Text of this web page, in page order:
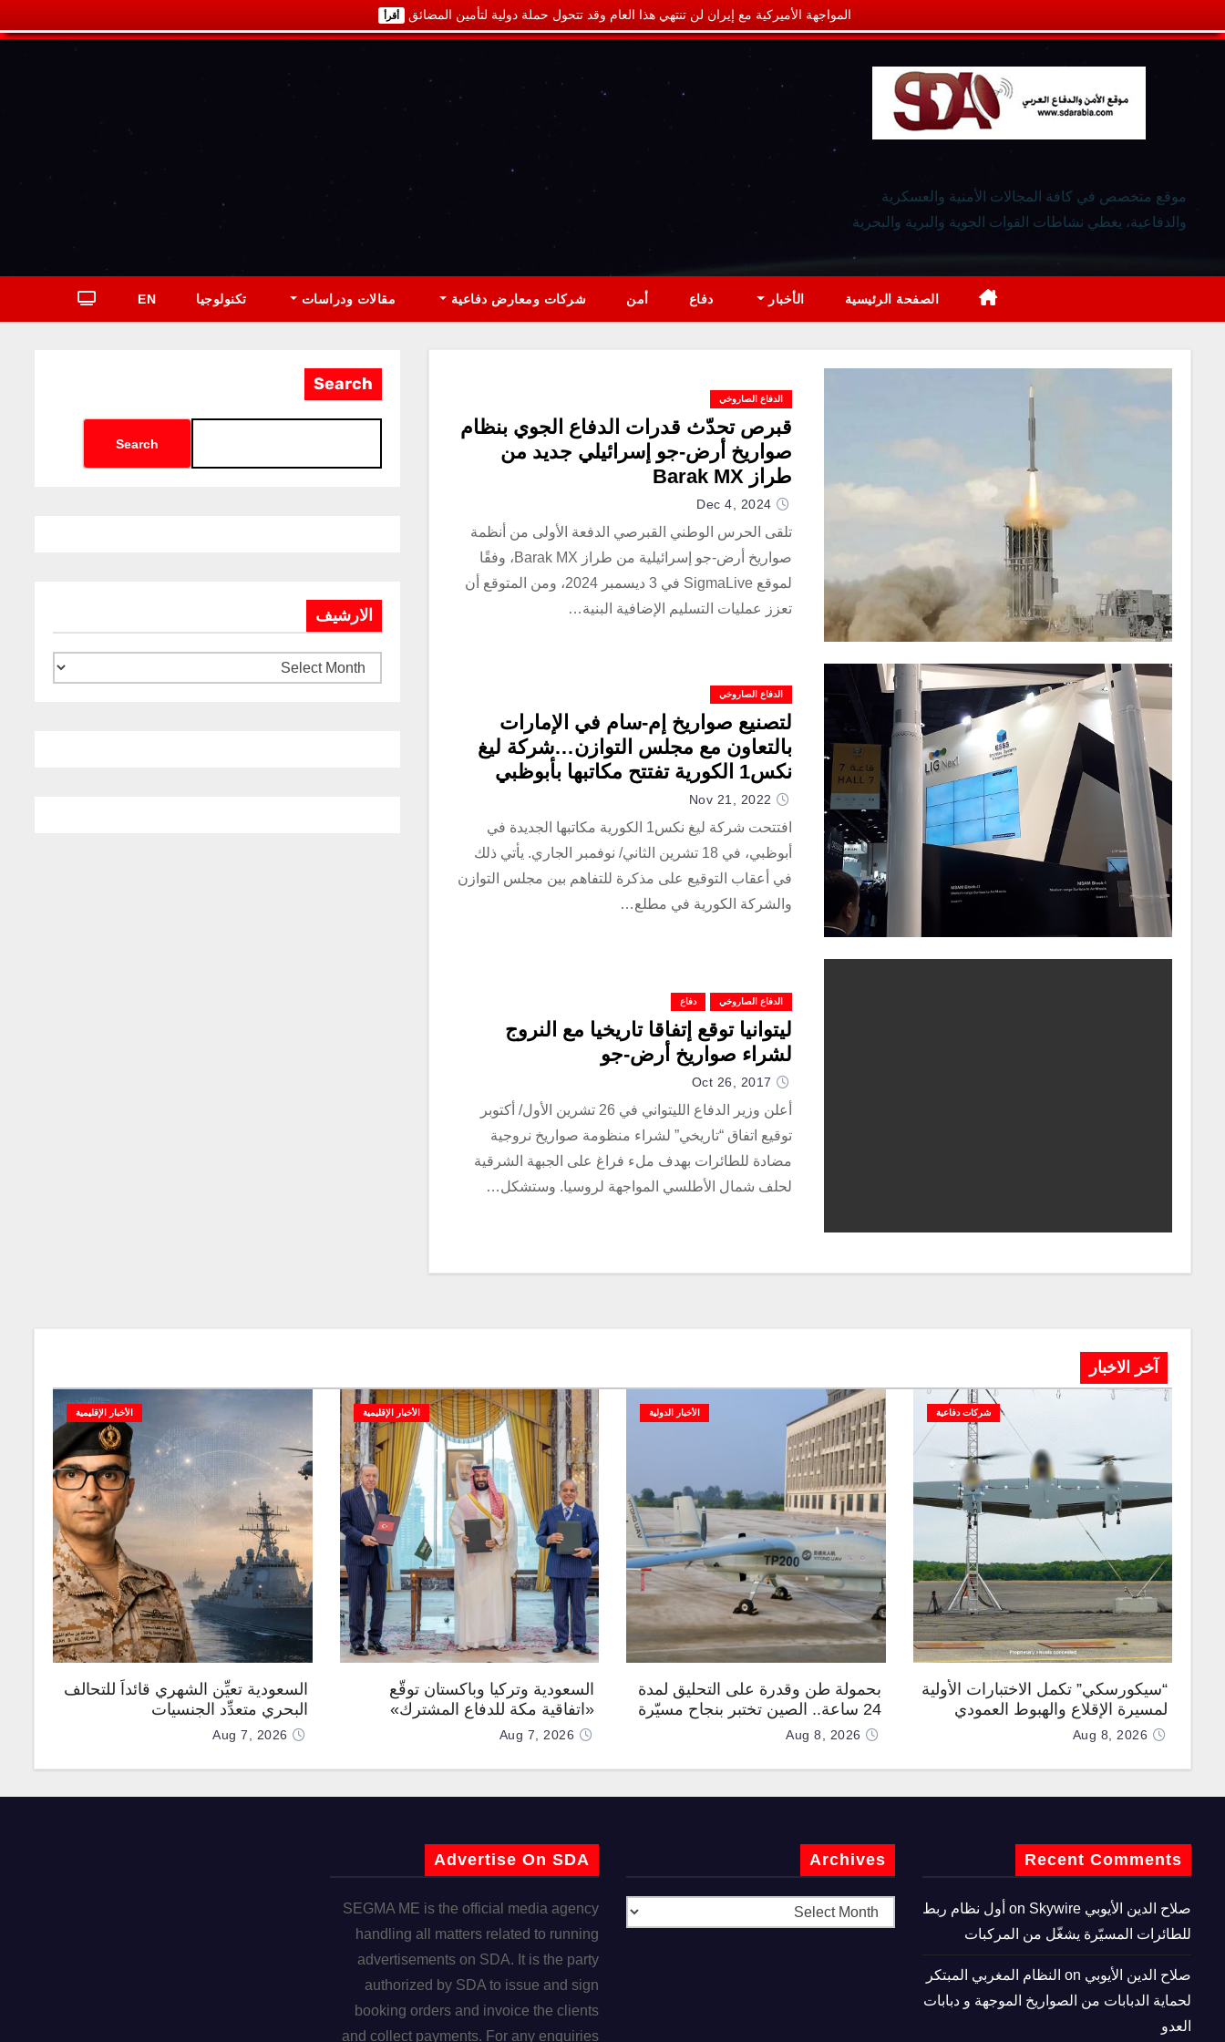
المواجهة الأميركية مع إيران لن تنتهي هذا العام وقد تتحول حملة دولية لتأمين المضائق أقرأ
موقع متخصص في كافة المجالات الأمنية والعسكرية
والدفاعية، يغطي نشاطات القوات الجوية والبرية والبحرية
الصفحة الرئيسية الأخبار دفاع أمن شركات ومعارض دفاعية مقالات ودراسات تكنولوجيا EN
الدفاع الصاروخي
قبرص تحدّث قدرات الدفاع الجوي بنظام
صواريخ أرض-جو إسرائيلي جديد من
طراز Barak MX
Dec 4, 2024
تلقى الحرس الوطني القبرصي الدفعة الأولى من أنظمة
صواريخ أرض-جو إسرائيلية من طراز Barak MX، وفقًا
لموقع SigmaLive في 3 ديسمبر 2024، ومن المتوقع أن
تعزز عمليات التسليم الإضافية البنية…
الدفاع الصاروخي
لتصنيع صواريخ إم-سام في الإمارات
بالتعاون مع مجلس التوازن…شركة ليغ
نكس1 الكورية تفتتح مكاتبها بأبوظبي
Nov 21, 2022
افتتحت شركة ليغ نكس1 الكورية مكاتبها الجديدة في
أبوظبي، في 18 تشرين الثاني/ نوفمبر الجاري. يأتي ذلك
في أعقاب التوقيع على مذكرة للتفاهم بين مجلس التوازن
والشركة الكورية في مطلع…
الدفاع الصاروخي دفاع
ليتوانيا توقع إتفاقا تاريخيا مع النروج
لشراء صواريخ أرض-جو
Oct 26, 2017
أعلن وزير الدفاع الليتواني في 26 تشرين الأول/ أكتوبر
توقيع اتفاق “تاريخي” لشراء منظومة صواريخ نروجية
مضادة للطائرات بهدف ملء فراغ على الجبهة الشرقية
لحلف شمال الأطلسي المواجهة لروسيا. وستشكل…
Search
Search
الارشيف
آخر الاخبار
شركات دفاعية
“سيكورسكي” تكمل الاختبارات الأولية
لمسيرة الإقلاع والهبوط العمودي
“نوماد 100”Aug 8, 2026
الأخبار الدولية
بحمولة طن وقدرة على التحليق لمدة
24 ساعة.. الصين تختبر بنجاح مسيّرة
“TP200”
Aug 8, 2026
الأخبار الإقليمية
السعودية وتركيا وباكستان توقّع
«اتفاقية مكة للدفاع المشترك»
Aug 7, 2026
الأخبار الإقليمية
السعودية تعيِّن الشهري قائداً للتحالف
البحري متعدِّد الجنسيات
Aug 7, 2026
Recent Comments
صلاح الدين الأيوبي
Skywire أول نظام ربط
للطائرات المسيّرة يشغّل من المركبات
صلاح الدين الأيوبي
النظام المغربي المبتكر
لحماية الدبابات من الصواريخ الموجهة و دبابات
العدو
Archives
Advertise On SDA
SEGMA ME is the official media agency
handling all matters related to running
advertisements on SDA. It is the party
authorized by SDA to issue and sign
booking orders and invoice the clients
and collect payments. For any enquiries